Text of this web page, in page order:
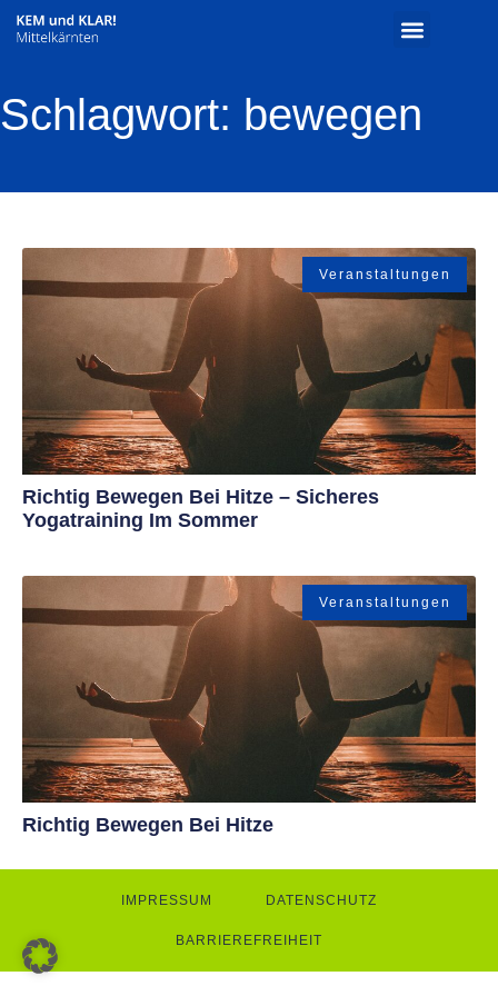
Schlagwort: bewegen
Veranstaltungen
Richtig Bewegen Bei Hitze – Sicheres
Yogatraining Im Sommer
Veranstaltungen
Richtig Bewegen Bei Hitze
IMPRESSUM DATENSCHUTZ
BARRIEREFREIHEIT